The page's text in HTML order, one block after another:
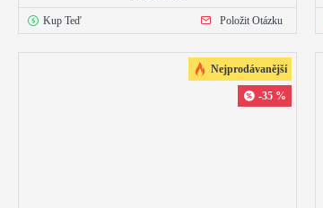
Kup Teď Položit Otázku
Nejprodávanější
-35 %